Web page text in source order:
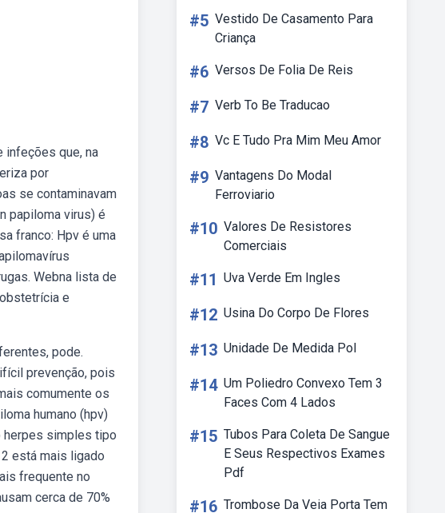
infeções que, na
por
se contaminavam
papiloma virus) é
franco: Hpv é uma
Webna lista de
e
pode.
prevenção, pois
comumente os
humano (hpv)
herpes simples tipo
está mais ligado
frequente no
cerca de 70%
#5 Vestido De Casamento Para
Criança
#6 Versos De Folia De Reis
#7 Verb To Be Traducao
#8 Vc E Tudo Pra Mim Meu Amor
#9 Vantagens Do Modal
Ferroviario
#10 Valores De Resistores
Comerciais
#11 Uva Verde Em Ingles
#12 Usina Do Corpo De Flores
#13 Unidade De Medida Pol
#14 Um Poliedro Convexo Tem 3
Faces Com 4 Lados
#15 Tubos Para Coleta De Sangue
E Seus Respectivos Exames
Pdf
#16 Trombose Da Veia Porta Tem